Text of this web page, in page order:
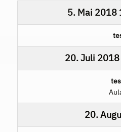
5. Mai 2018
20. Juli 2018
20.